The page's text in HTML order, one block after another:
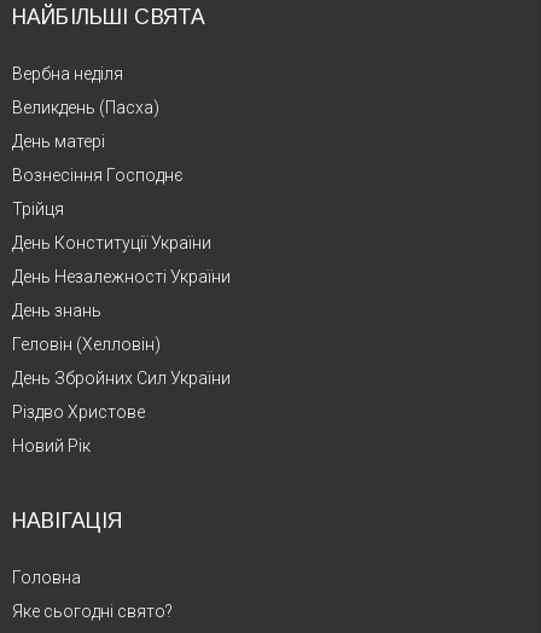
НАЙБІЛЬШІ СВЯТА
Вербна неділя
Великдень (Пасха)
День матері
Вознесіння Господнє
Трійця
День Конституції України
День Незалежності України
День знань
Геловін (Хелловін)
День Збройних Сил України
Різдво Христове
Новий Рік
НАВІГАЦІЯ
Головна
Яке сьогодні свято?